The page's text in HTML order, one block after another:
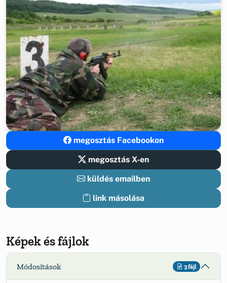
megosztás Facebookon
megosztás X-en
küldés emailben
link másolása
Képek és fájlok
Módosítások 3 fájl